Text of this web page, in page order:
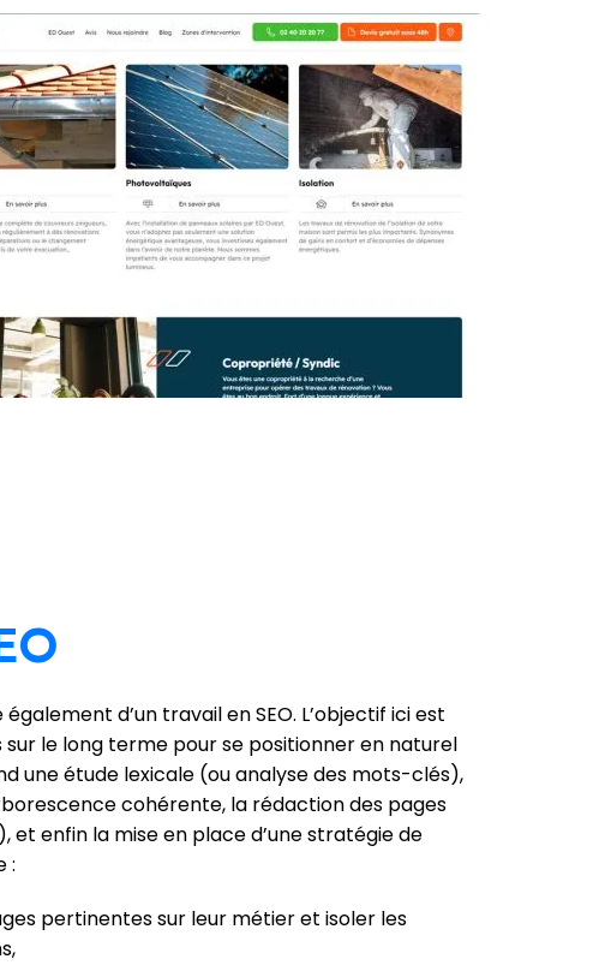
d’un travail en SEO. L’objectif ici est
le long terme pour se positionner en naturel
une étude lexicale (ou analyse des mots-clés),
cohérente, la rédaction des pages
et enfin la mise en place d’une stratégie de
:
pertinentes sur leur métier et isoler les